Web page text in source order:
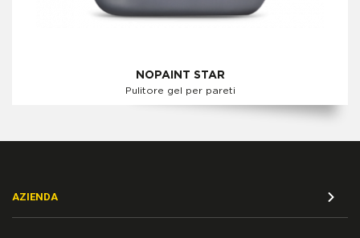
NOPAINT STAR
Pulitore gel per pareti
AZIENDA